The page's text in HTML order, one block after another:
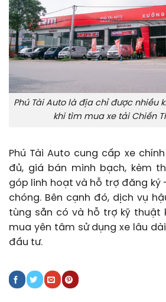
Phú Tài Auto là địa chỉ được nhiều
khi tìm mua xe tải Chiến
Phú Tài Auto cung cấp xe
đủ, giá bán minh bạch, kèm
góp linh hoạt và hỗ trợ đăng ký
chóng. Bên cạnh đó, dịch vụ
tùng sẵn có và hỗ trợ kỹ thuật
mua yên tâm sử dụng xe lâu
đầu tư.